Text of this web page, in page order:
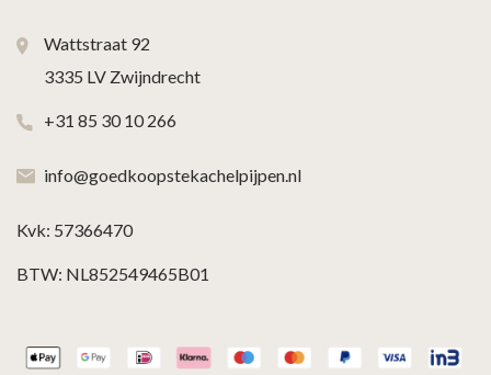
Wattstraat 92
3335 LV Zwijndrecht
+31 85 30 10 266
info@goedkoopstekachelpijpen.nl
Kvk: 57366470
BTW: NL852549465B01